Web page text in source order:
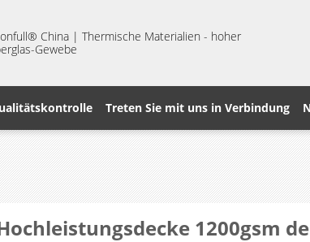
China | Thermische Materialien - hoher
Gewebe
Treten Sie mit uns in Verbindung
1200gsm